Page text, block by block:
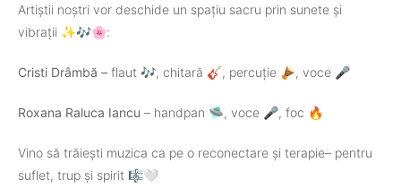
Artiștii noștri vor deschide un spațiu sacru prin sunete și
vibrații ✨🎶🌸:
Cristi Drâmbă – flaut 🎶, chitară 🎸, percuție 🪘, voce 🎤
Roxana Raluca Iancu – handpan 🛸, voce 🎤, foc 🔥
Vino să trăiești muzica ca pe o reconectare și terapie– pentru
suflet, trup și spirit 🎼🤍